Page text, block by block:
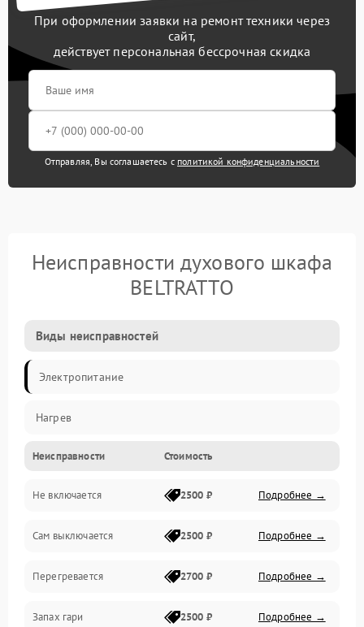
При оформлении заявки на ремонт техники через
сайт,
действует персональная бессрочная скидка
Отправляя, Вы соглашаетесь с политикой конфиденциальности
Неисправности духового шкафа
BELTRATTO
Виды неисправностей
Электропитание
Нагрев
Неисправности Стоимость
Не включается 2500 ₽ Подробнее →
Сам выключается 2500 ₽ Подробнее →
Перегревается 2700 ₽ Подробнее →
Запах гари 2500 ₽ Подробнее →